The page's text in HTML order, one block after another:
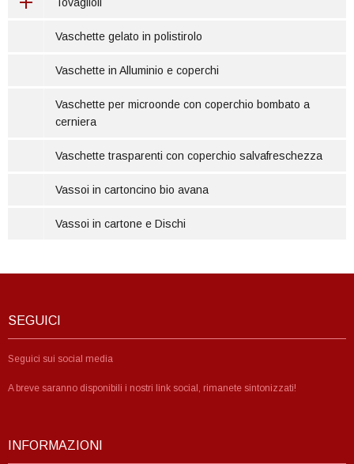
Tovaglioli
Vaschette gelato in polistirolo
Vaschette in Alluminio e coperchi
Vaschette per microonde con coperchio bombato a
cerniera
Vaschette trasparenti con coperchio salvafreschezza
Vassoi in cartoncino bio avana
Vassoi in cartone e Dischi
SEGUICI
Seguici sui social media
A breve saranno disponibili i nostri link social, rimanete sintonizzati!
INFORMAZIONI